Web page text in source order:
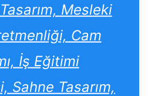
Mesleki
Cam
İş Eğitimi
Sahne Tasarım,